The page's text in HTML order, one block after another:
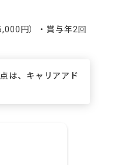
円）・賞与年2回
は、キャリアアド